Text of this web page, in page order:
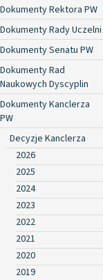
Dokumenty Rektora PW
Dokumenty Rady Uczelni
Dokumenty Senatu PW
Dokumenty Rad
Naukowych Dyscyplin
Dokumenty Kanclerza
PW
Decyzje Kanclerza
2026
2025
2024
2023
2022
2021
2020
2019